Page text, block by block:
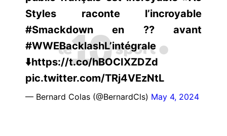
Styles raconte l’incroyable
#Smackdown en ?? avant
#WWEBacklashL’intégrale
⬇️https://t.co/hBOCIXZDZd
pic.twitter.com/TRj4VEzNtL
— Bernard Colas (@BernardCls) May 4, 2024